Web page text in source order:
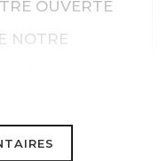
OUVERTE
NOTRE